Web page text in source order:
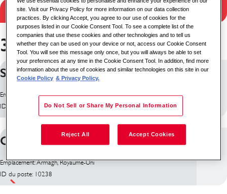
Filtrer les résultats
364 emplois trouvés
Security Supervisor
Emplacement: Antrim, Royaume-Uni
ID du poste: 10255
Court Security Officer
Emplacement: Armagh, Royaume-Uni
ID du poste: 10238
site. Visit our Privacy Policy for more information on our data collection
practices. By clicking Accept, you agree to our use of cookies for the
purposes listed in our Cookie Consent Tool. To see a complete list of the
companies that use these cookies and other technologies and to tell us
whether they can be used on your device or not, access our Cookie Consent
Tool. You will see this message only once, but you will always be able to set
your preferences at any time in the Cookie Consent Tool. In addition, find more
information about the use of cookies and similar technologies on this site in our
Cookie Policy & Privacy Policy.
Do Not Sell or Share My Personal Information
Reject All Accept Cookies